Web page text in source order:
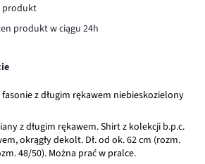
produkt
produkt w ciągu 24h
z długim rękawem niebieskozielony
z długim rękawem. Shirt z kolekcji b.p.c.
okrągły dekolt. Dł. od ok. 62 cm (rozm.
48/50). Można prać w pralce.